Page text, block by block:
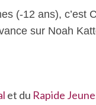
(-12 ans), c’est
sur Noah
et du Rapide